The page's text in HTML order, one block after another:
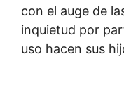
con el auge de
inquietud por
uso hacen sus